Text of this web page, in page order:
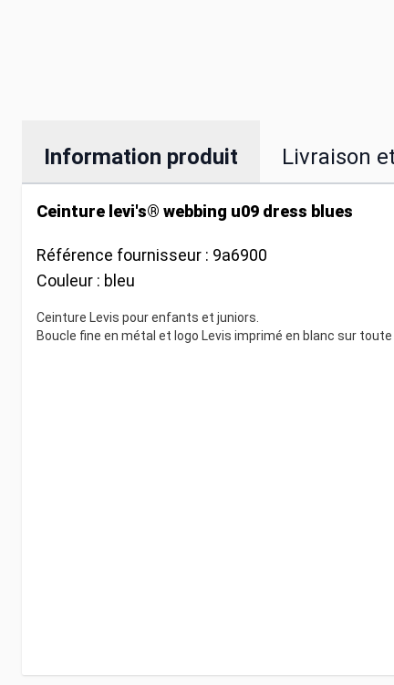
Information produit Livraison
Ceinture levi's® webbing u09 dress blues
Référence fournisseur : 9a6900
Couleur : bleu
Ceinture Levis pour enfants et juniors.
Boucle fine en métal et logo Levis imprimé en blanc sur